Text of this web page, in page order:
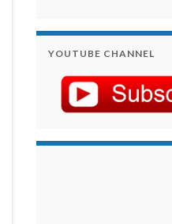
YOUTUBE CHANNEL